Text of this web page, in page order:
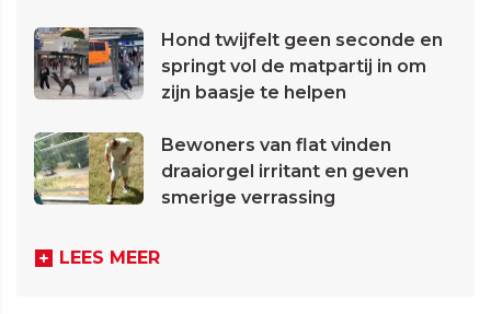
Hond twijfelt geen seconde en
springt vol de matpartij in om
zijn baasje te helpen
Bewoners van flat vinden
draaiorgel irritant en geven
smerige verrassing
LEES MEER